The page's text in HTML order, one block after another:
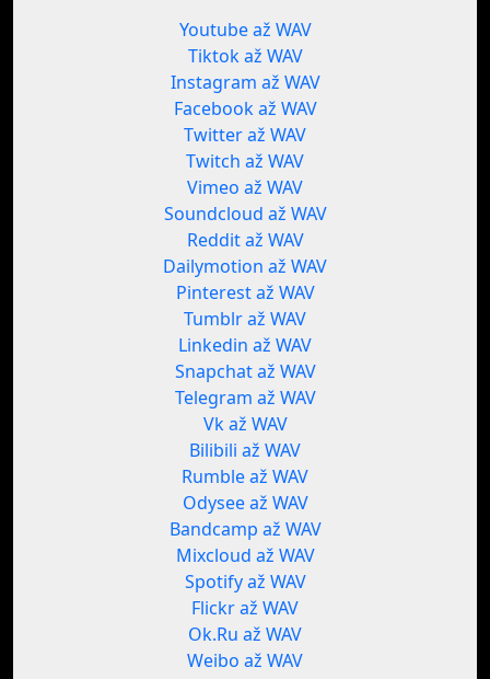
Youtube až WAV
Tiktok až WAV
Instagram až WAV
Facebook až WAV
Twitter až WAV
Twitch až WAV
Vimeo až WAV
Soundcloud až WAV
Reddit až WAV
Dailymotion až WAV
Pinterest až WAV
Tumblr až WAV
Linkedin až WAV
Snapchat až WAV
Telegram až WAV
Vk až WAV
Bilibili až WAV
Rumble až WAV
Odysee až WAV
Bandcamp až WAV
Mixcloud až WAV
Spotify až WAV
Flickr až WAV
Ok.Ru až WAV
Weibo až WAV